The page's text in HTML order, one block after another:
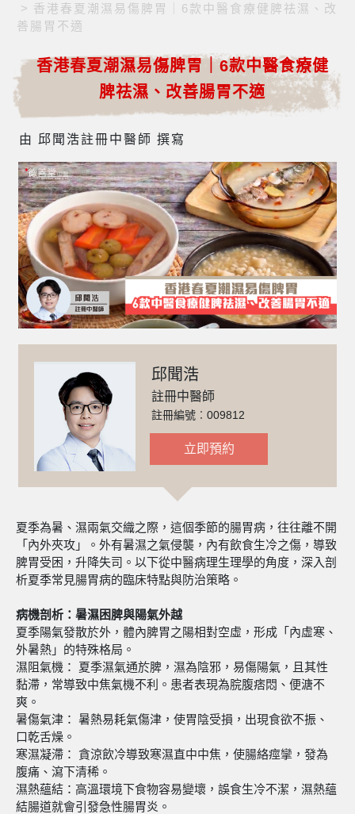
> 香港春夏潮濕易傷脾胃｜6款中醫食療健脾祛濕、改
善腸胃不適
香港春夏潮濕易傷脾胃｜6款中醫食療健
脾祛濕、改善腸胃不適
由 邱聞浩註冊中醫師 撰寫
邱聞浩
註冊中醫師
註冊編號︰009812
立即預約
夏季為暑、濕兩氣交織之際，這個季節的腸胃病，往往離不開
「內外夾攻」。外有暑濕之氣侵襲，內有飲食生冷之傷，導致
脾胃受困，升降失司。以下從中醫病理生理學的角度，深入剖
析夏季常見腸胃病的臨床特點與防治策略。
病機剖析：暑濕困脾與陽氣外越
夏季陽氣發散於外，體內脾胃之陽相對空虛，形成「內虛寒、
外暑熱」的特殊格局。
濕阻氣機： 夏季濕氣通於脾，濕為陰邪，易傷陽氣，且其性
黏滯，常導致中焦氣機不利。患者表現為脘腹痞悶、便溏不
爽。
暑傷氣津： 暑熱易耗氣傷津，使胃陰受損，出現食欲不振、
口乾舌燥。
寒濕凝滯： 貪涼飲冷導致寒濕直中中焦，使腸絡痙攣，發為
腹痛、瀉下清稀。
濕熱蘊結：高溫環境下食物容易變壞，誤食生冷不潔，濕熱蘊
結腸道就會引發急性腸胃炎。